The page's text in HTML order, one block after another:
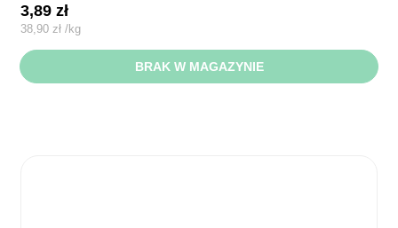
3,89zł
38,90 zł /kg
BRAK W MAGAZYNIE